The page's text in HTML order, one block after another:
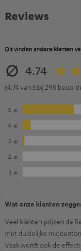
Reviews
Dit vinden andere klanten
4.74
(4.74 van 5 bij 298
5
4
3
2
1
Wat onze klanten
Veel klanten prijzen de
met duidelijke
Vaak wordt ook de